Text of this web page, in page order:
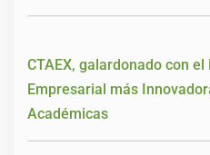
CTAEX, galardonado con
Empresarial más
Académicas